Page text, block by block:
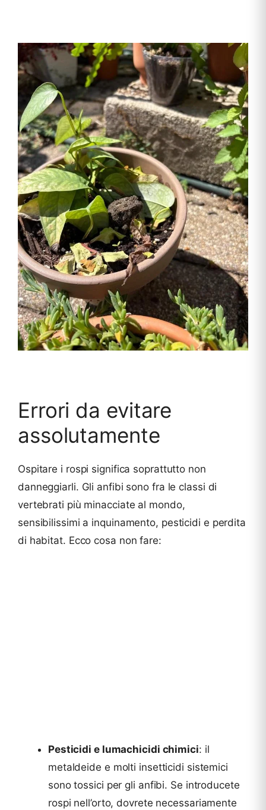
Errori da evitare
assolutamente
Ospitare i rospi significa soprattutto non
danneggiarli. Gli anfibi sono fra le classi di
vertebrati più minacciate al mondo,
sensibilissimi a inquinamento, pesticidi e perdita
di habitat. Ecco cosa non fare:
Pesticidi e lumachicidi chimici: il
metaldeide e molti insetticidi sistemici
sono tossici per gli anfibi. Se introducete
rospi nell’orto, dovrete necessariamente